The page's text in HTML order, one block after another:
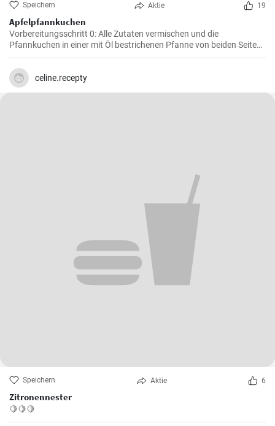
Speichern Aktie 19
Apfelpfannkuchen
Vorbereitungsschritt 0: Alle Zutaten vermischen und die
Pfannkuchen in einer mit Öl bestrichenen Pfanne von beiden Seiten
braten.
celine.recepty
Speichern Aktie 6
Zitronennester
🍋🍋🍋